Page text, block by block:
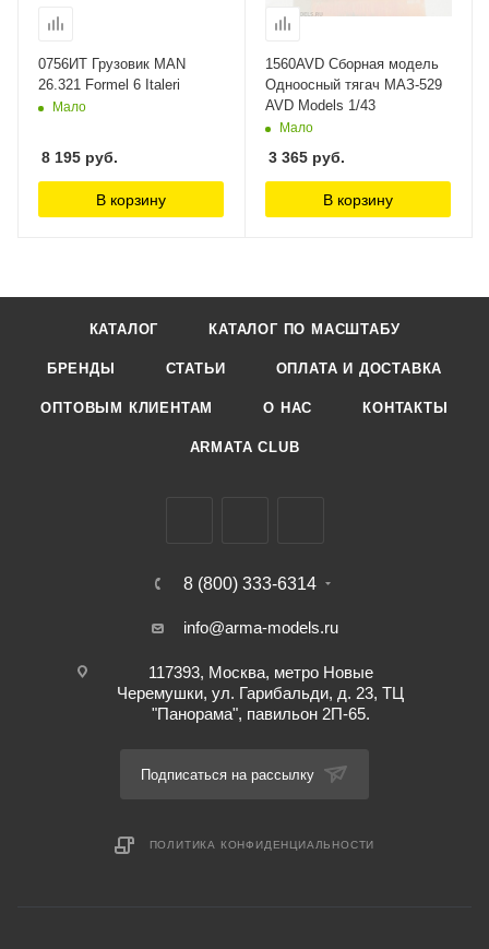
0756ИТ Грузовик MAN
26.321 Formel 6 Italeri
Мало
8 195 руб.
В корзину
1560AVD Сборная модель
Одноосный тягач МАЗ-529
AVD Models 1/43
Мало
3 365 руб.
В корзину
КАТАЛОГ КАТАЛОГ ПО МАСШТАБУ
БРЕНДЫ СТАТЬИ ОПЛАТА И ДОСТАВКА
ОПТОВЫМ КЛИЕНТАМ О НАС КОНТАКТЫ
ARMATA CLUB
8 (800) 333-6314
info@arma-models.ru
117393, Москва, метро Новые
Черемушки, ул. Гарибальди, д. 23, ТЦ
"Панорама", павильон 2П-65.
Подписаться на рассылку
ПОЛИТИКА КОНФИДЕНЦИАЛЬНОСТИ